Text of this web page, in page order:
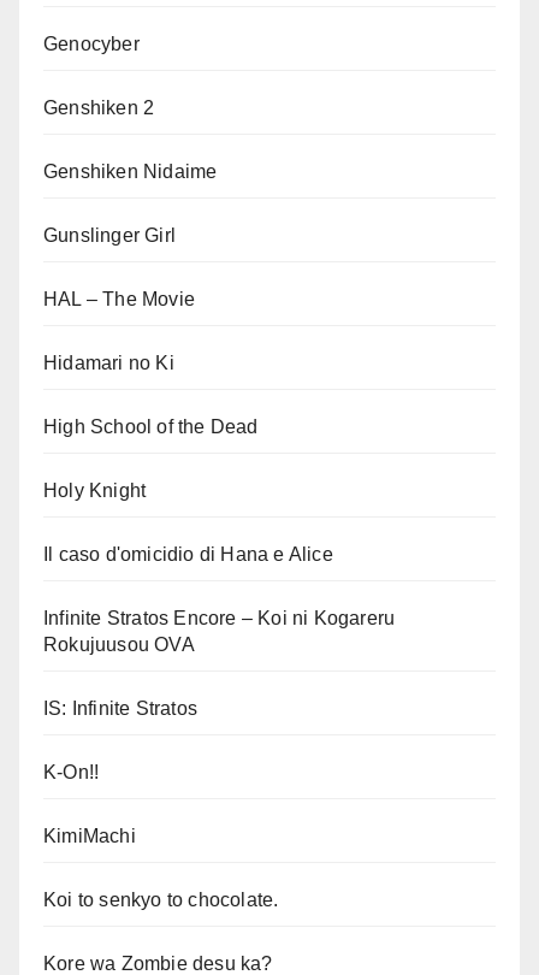
Genocyber
Genshiken 2
Genshiken Nidaime
Gunslinger Girl
HAL – The Movie
Hidamari no Ki
High School of the Dead
Holy Knight
Il caso d'omicidio di Hana e Alice
Infinite Stratos Encore – Koi ni Kogareru
Rokujuusou OVA
IS: Infinite Stratos
K-On!!
KimiMachi
Koi to senkyo to chocolate.
Kore wa Zombie desu ka?